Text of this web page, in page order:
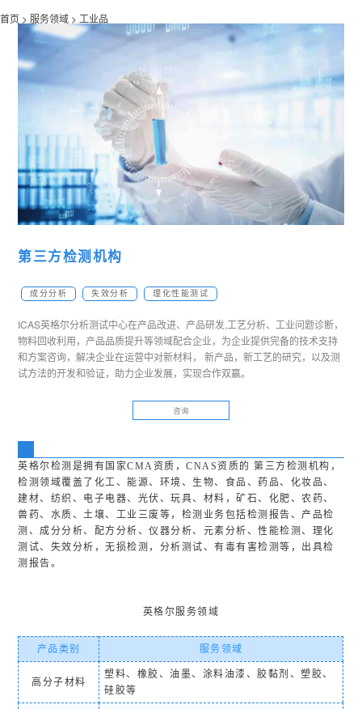
首页 > 服务领域 > 工业品
第三方检测机构
成分分析 失效分析 理化性能测试
ICAS英格尔分析测试中心在产品改进、产品研发,工艺分析、工业问题诊断，
物料回收利用，产品品质提升等领域配合企业，为企业提供完备的技术支持
和方案咨询，解决企业在运营中对新材料， 新产品，新工艺的研究，以及测
试方法的开发和验证，助力企业发展，实现合作双赢。
咨询
英格尔检测是拥有国家CMA资质，CNAS资质的 第三方检测机构，
检测领域覆盖了化工、能源、环境、生物、食品、药品、化妆品、
建材、纺织、电子电器、光伏、玩具、材料，矿石、化肥、农药、
兽药、水质、土壤、工业三废等，检测业务包括检测报告、产品检
测、成分分析、配方分析、仪器分析、元素分析、性能检测、理化
测试、失效分析，无损检测，分析测试、有毒有害检测等，出具检
测报告。
英格尔服务领域
产品类别 服务领域
高分子材料
塑料、橡胶、油墨、涂料油漆、胶黏剂、塑胶、
硅胶等